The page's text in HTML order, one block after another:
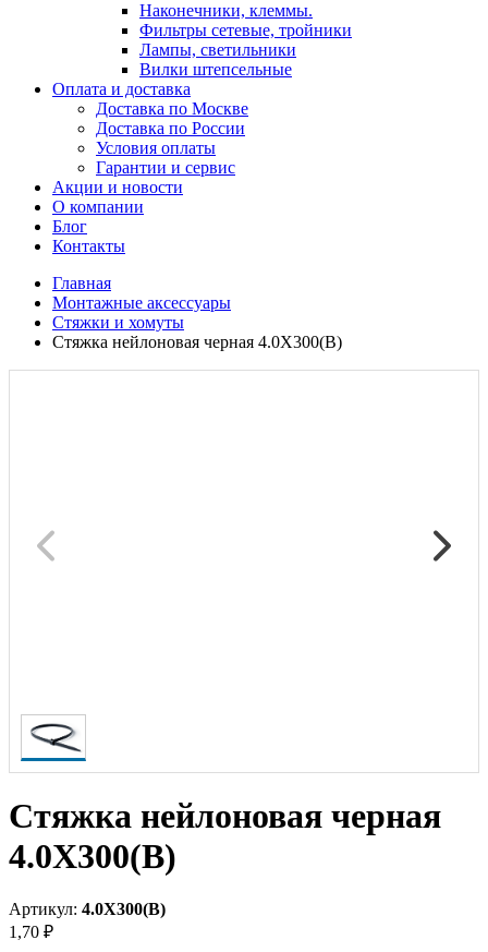
Наконечники, клеммы.
Фильтры сетевые, тройники
Лампы, светильники
Вилки штепсельные
Оплата и доставка
Доставка по Москве
Доставка по России
Условия оплаты
Гарантии и сервис
Акции и новости
О компании
Блог
Контакты
Главная
Монтажные аксессуары
Стяжки и хомуты
Стяжка нейлоновая черная 4.0X300(B)
Стяжка нейлоновая черная
4.0X300(B)
Артикул: 4.0X300(B)
1,70 ₽